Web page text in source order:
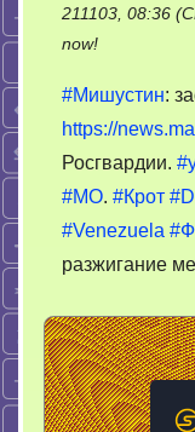
211103, 08:36
now!on
с
закупками
Росгвардии
#Мишустин:
https://
Росгвардии.
#МО. #Крот
#Venezuela
разжигание